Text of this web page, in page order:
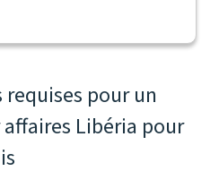
pour un
Libéria pour